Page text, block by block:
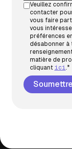
Veuillez
contacter
vous faire
vous
préférences
désabonner à
matière de
cliquant ici *